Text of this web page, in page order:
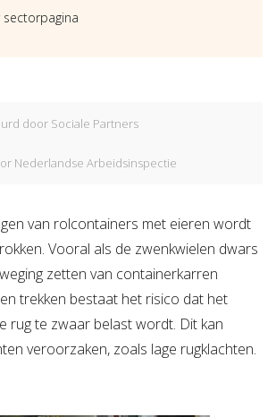
sectorpagina
door Sociale Partners
Nederlandse Arbeidsinspectie
van rolcontainers met eieren wordt
Vooral als de zwenkwielen dwars
zetten van containerkarren
trekken bestaat het risico dat het
rug te zwaar belast wordt. Dit kan
veroorzaken, zoals lage rugklachten.